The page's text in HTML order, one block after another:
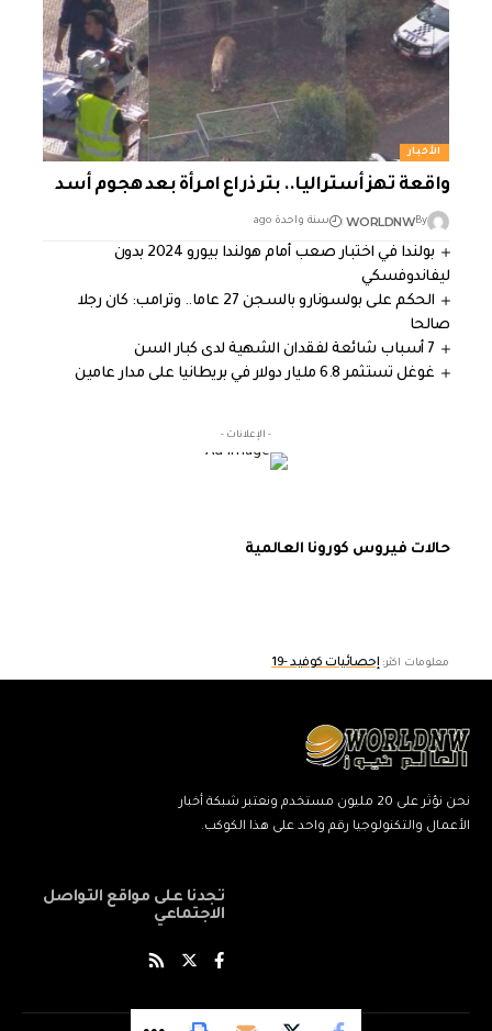
الأخبار
واقعة تهز أستراليا.. بتر ذراع امرأة بعد هجوم أسد
By
WORLDNW سنة واحدة ago
بولندا في اختبار صعب أمام هولندا بيورو 2024 بدون
ليفاندوفسكي
الحكم على بولسونارو بالسجن 27 عاما.. وترامب: كان رجلا
صالحا
7 أسباب شائعة لفقدان الشهية لدى كبار السن
غوغل تستثمر 6.8 مليار دولار في بريطانيا على مدار عامين
- الإعلانات -
حالات فيروس كورونا العالمية
معلومات اكثر: إحصائيات كوفيد -19
نحن نؤثر على 20 مليون مستخدم ونعتبر شبكة أخبار
الأعمال والتكنولوجيا رقم واحد على هذا الكوكب.
تجدنا على مواقع التواصل
الاجتماعي